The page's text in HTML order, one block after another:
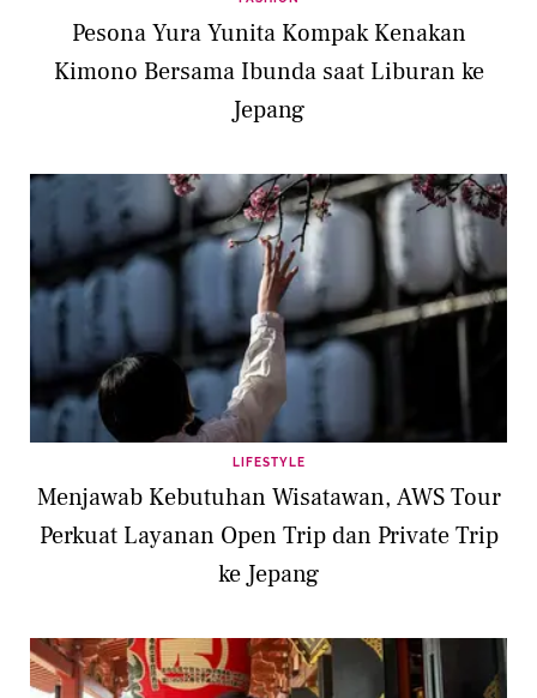
Pesona Yura Yunita Kompak Kenakan
Kimono Bersama Ibunda saat Liburan ke
Jepang
LIFESTYLE
Menjawab Kebutuhan Wisatawan, AWS Tour
Perkuat Layanan Open Trip dan Private Trip
ke Jepang